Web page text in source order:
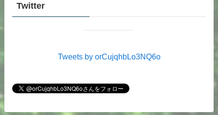
Twitter
Tweets by orCujqhbLo3NQ6o